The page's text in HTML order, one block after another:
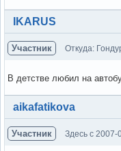
Вне форума
IKARUS
Участник Откуда:
В детстве любил на
Вне форума
aikafatikova
Участник Здесь с 2007-